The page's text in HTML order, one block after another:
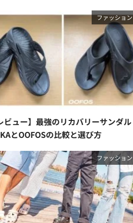
ファッション
ビュー】最強のリカバリーサンダル
とOOFOSの比較と選び方
ファッション